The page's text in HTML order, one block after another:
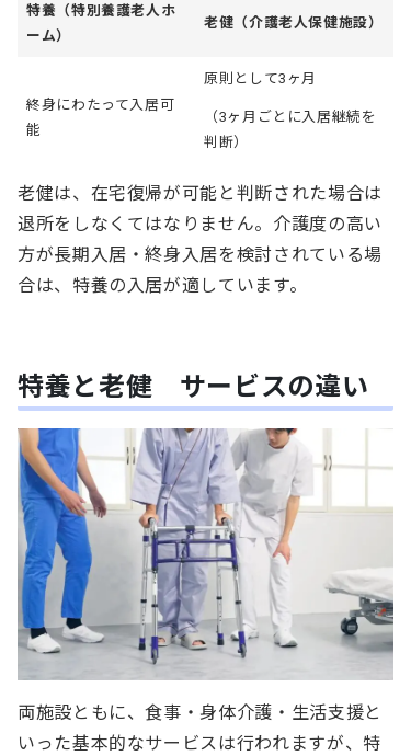
特養（特別養護老人ホ
ーム）
老健（介護老人保健施設）
終身にわたって入居可
能
原則として3ヶ月
（3ヶ月ごとに入居継続を
判断）
老健は、在宅復帰が可能と判断された場合は
退所をしなくてはなりません。介護度の高い
方が長期入居・終身入居を検討されている場
合は、特養の入居が適しています。
特養と老健 サービスの違い
両施設ともに、食事・身体介護・生活支援と
いった基本的なサービスは行われますが、特